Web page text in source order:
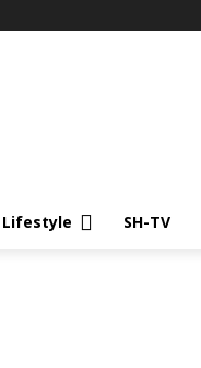
Lifestyle SH-TV